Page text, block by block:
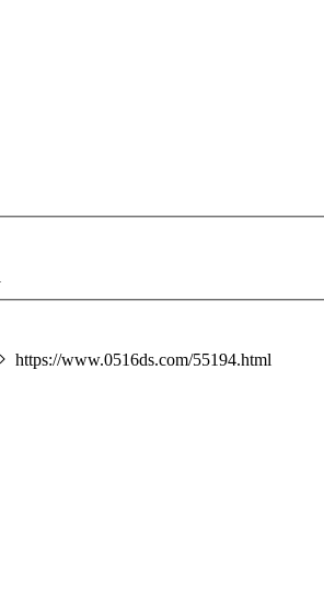
https://www.0516ds.com/55194.html